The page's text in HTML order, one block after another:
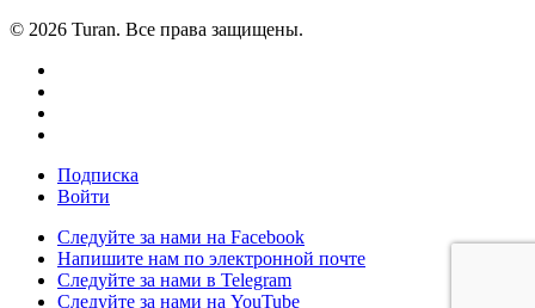
© 2026 Turan. Все права защищены.
Подписка
Войти
Следуйте за нами на Facebook
Напишите нам по электронной почте
Следуйте за нами в Telegram
Следуйте за нами на YouTube